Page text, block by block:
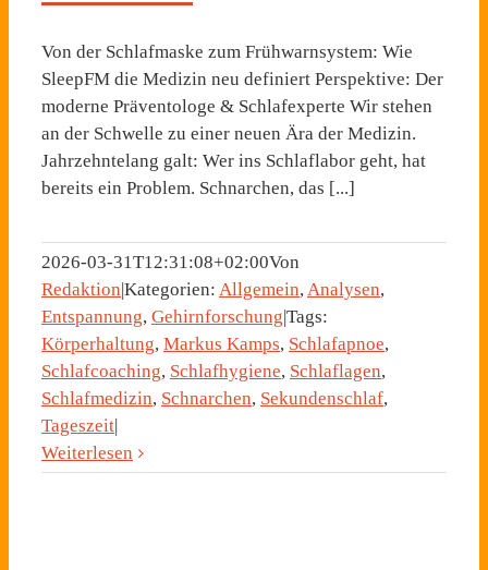
Von der Schlafmaske zum Frühwarnsystem: Wie
SleepFM die Medizin neu definiert Perspektive: Der
moderne Präventologe & Schlafexperte Wir stehen
an der Schwelle zu einer neuen Ära der Medizin.
Jahrzehntelang galt: Wer ins Schlaflabor geht, hat
bereits ein Problem. Schnarchen, das [...]
2026-03-31T12:31:08+02:00Von
Redaktion Kategorien: Allgemein,Analysen,
Entspannung, Gehirnforschung Tags:
Körperhaltung, Markus Kamps, Schlafapnoe,
Schlafcoaching, Schlafhygiene, Schlaflagen,
Schlafmedizin, Schnarchen, Sekundenschlaf,
Tageszeit
Weiterlesen